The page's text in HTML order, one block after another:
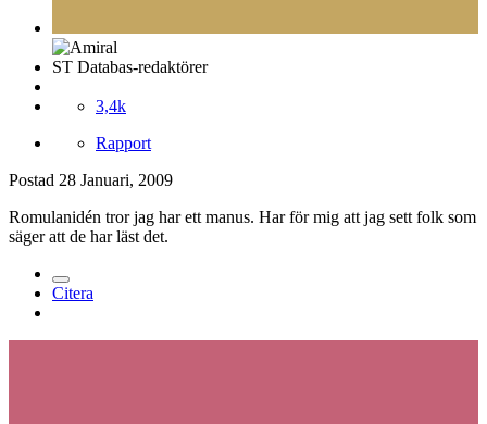
ST Databas-redaktörer
3,4k
Rapport
Postad 28 Januari, 2009
Romulanidén tror jag har ett manus. Har för mig att jag sett folk som
säger att de har läst det.
Citera